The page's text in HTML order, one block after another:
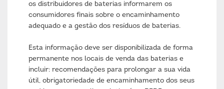
os distribuidores de baterias informarem os
consumidores finais sobre o encaminhamento
adequado e a gestão dos resíduos de baterias.
Esta informação deve ser disponibilizada de forma
permanente nos locais de venda das baterias e
incluir: recomendações para prolongar a sua vida
útil, obrigatoriedade de encaminhamento dos seus